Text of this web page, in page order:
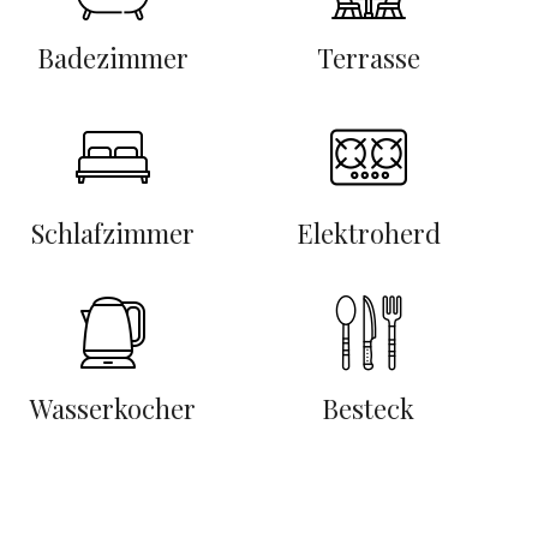
Badezimmer Terrasse
Schlafzimmer Elektroherd
Wasserkocher Besteck